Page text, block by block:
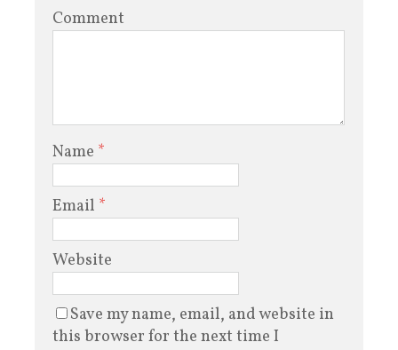
Comment
Name *
Email *
Website
Save my name, email, and website in
this browser for the next time I